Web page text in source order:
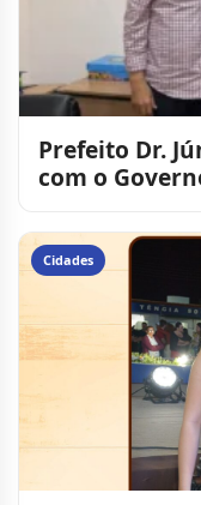
Prefeito Dr.
com o
Cidades